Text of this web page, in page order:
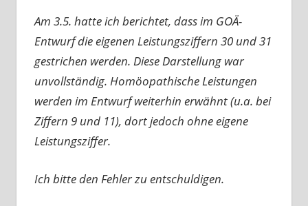
Am 3.5. hatte ich berichtet, dass im GOÄ-
Entwurf die eigenen Leistungsziffern 30 und 31
gestrichen werden. Diese Darstellung war
unvollständig. Homöopathische Leistungen
werden im Entwurf weiterhin erwähnt (u.a. bei
Ziffern 9 und 11), dort jedoch ohne eigene
Leistungsziffer.
Ich bitte den Fehler zu entschuldigen.